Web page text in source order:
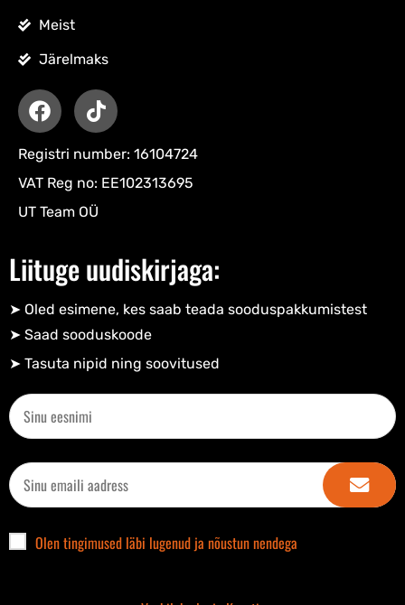
Meist
Järelmaks
Registri number: 16104724
VAT Reg no: EE102313695
UT Team OÜ
Liituge uudiskirjaga:
➤ Oled esimene, kes saab teada sooduspakkumistest
➤ Saad sooduskoode​
➤ Tasuta nipid ning soovitused​
Olen tingimused läbi lugenud ja nõustun nendega